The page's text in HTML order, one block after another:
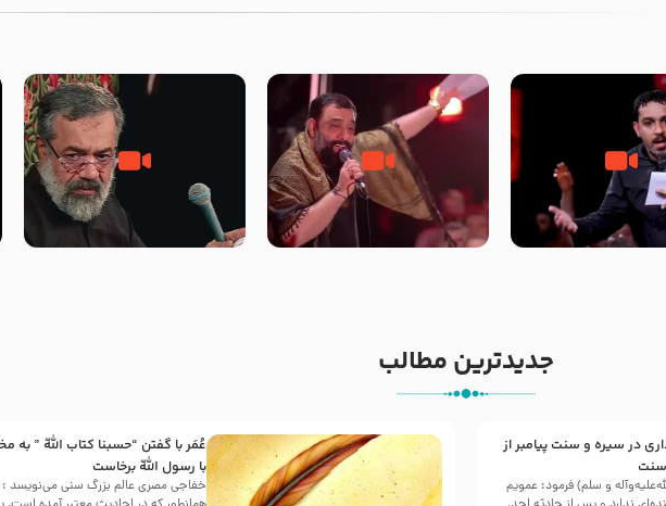
به‌ حق زهرا «أُنْظُرْ
عزاداری شب هفتم ماه
جانا جانا ابی عبدالله – کربلایی
جواد مقدم – شب هشتم محرم
مادر منم مثل تو خمیدم – حاج
محمود کریمی – شهادت حضرت
جدیدترین مطالب
در سیره و سنت پیامبر از
سنت
و سلم) فرمود: عمویم
عُمَر با گفتن “حسبنا كتاب اللّه ” به
با رسول اللّه برخاست
خفاجی مصری عالم بزرگ سنی می‌نویسد :
30 صفر المظفر